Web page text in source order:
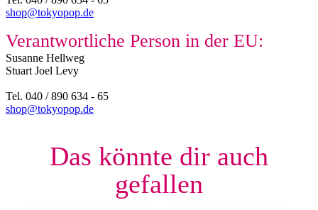
shop@tokyopop.de
Verantwortliche Person in der EU:
Susanne Hellweg​
Stuart Joel Levy
Tel. 040 / 890 634 - 65
shop@tokyopop.de
Das könnte dir auch
gefallen